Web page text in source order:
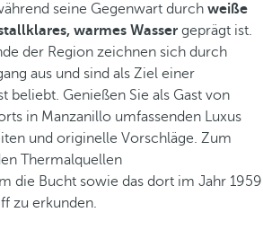
seine Gegenwart durch weiße
warmes Wasser geprägt ist.
der Region zeichnen sich durch
aus und sind als Ziel einer
beliebt. Genießen Sie als Gast von
in Manzanillo umfassenden Luxus
und originelle Vorschläge. Zum
Thermalquellen
die Bucht sowie das dort im Jahr 1959
zu erkunden.